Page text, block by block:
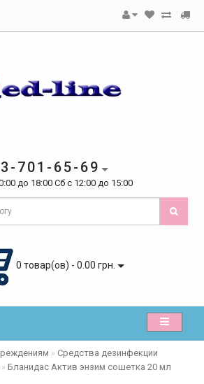
701-65-69
до 18:00 Сб с 12:00 до 15:00
0 товар(ов) - 0.00 грн.
Средства дезинфекции
Бланидас Актив энзим сошетка 20 мл